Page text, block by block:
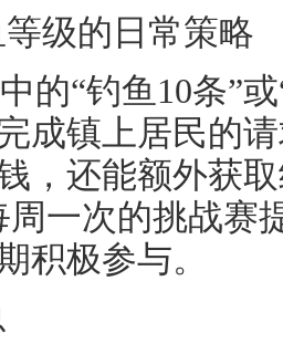
级的日常策略
的“钓鱼10条”
成镇上居民的
，还能额外获
周一次的挑战赛
积极参与。